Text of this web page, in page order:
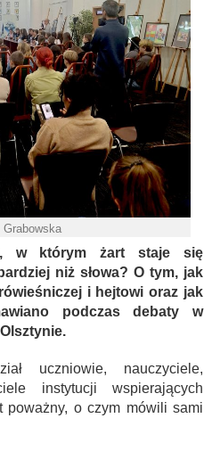
Grabowska
w którym żart staje się
niż słowa? O tym, jak
i hejtowi oraz jak
podczas debaty w
uczniowie, nauczyciele,
instytucji wspierających
poważny, o czym mówili sami